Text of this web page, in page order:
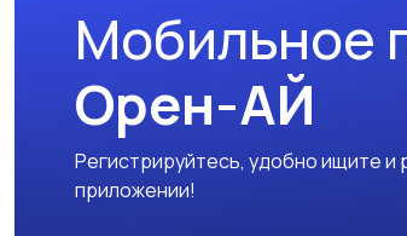
Мобильное
Орен-АЙ
Регистрируйтесь, удобно ищите
приложении!